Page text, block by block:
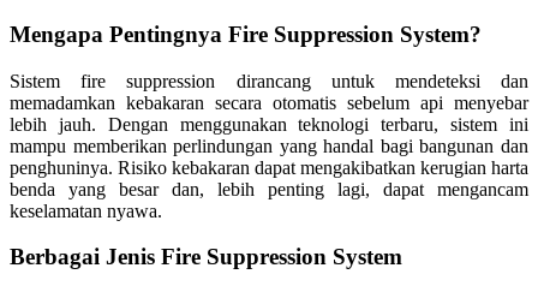
Mengapa Pentingnya Fire Suppression System?
Sistem fire suppression dirancang untuk mendeteksi dan
memadamkan kebakaran secara otomatis sebelum api menyebar
lebih jauh. Dengan menggunakan teknologi terbaru, sistem ini
mampu memberikan perlindungan yang handal bagi bangunan dan
penghuninya. Risiko kebakaran dapat mengakibatkan kerugian harta
benda yang besar dan, lebih penting lagi, dapat mengancam
keselamatan nyawa.
Berbagai Jenis Fire Suppression System